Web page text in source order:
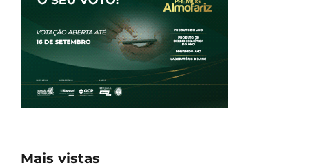
Mais vistas